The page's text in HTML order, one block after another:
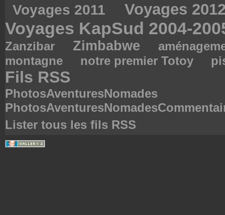
Voyages 2011 Voyages
Voyages KapSud 2004-
Zanzibar Zimbabwe
montagne
notre premier Totoy
Fils RSS
PhotosAventuresNomades
Lister tous les fils RSS